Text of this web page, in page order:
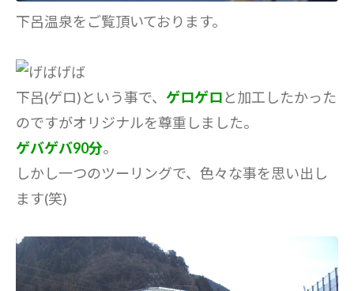
下呂温泉をご覧頂いております。
下呂(ゲロ)という事で、 ゲロゲロと加工したかった
のですがオリジナルを尊重しました。
ゲバゲバ90分。
しかし一つのツーリングで、色々な事を思い出し
ます(笑)